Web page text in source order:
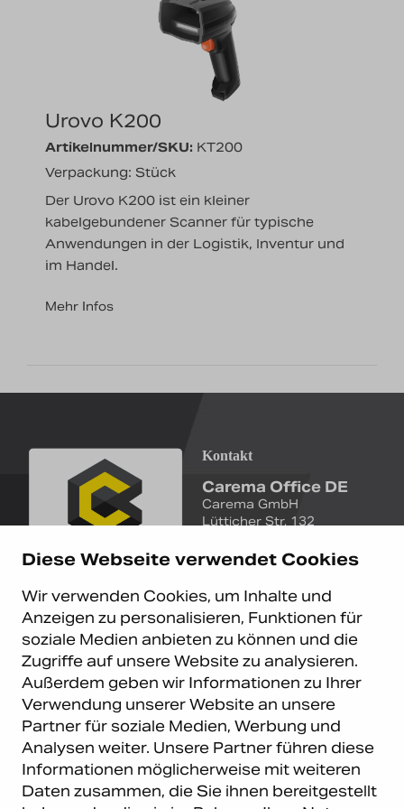
Diese Webseite verwendet Cookies
Wir verwenden Cookies, um Inhalte und
Anzeigen zu personalisieren, Funktionen für
soziale Medien anbieten zu können und die
Zugriffe auf unsere Website zu analysieren.
Außerdem geben wir Informationen zu Ihrer
Verwendung unserer Website an unsere
Partner für soziale Medien, Werbung und
Analysen weiter. Unsere Partner führen diese
Informationen möglicherweise mit weiteren
Daten zusammen, die Sie ihnen bereitgestellt
Urovo K200
Artikelnummer/SKU: KT200
Verpackung: Stück
Der Urovo K200 ist ein kleiner
kabelgebundener Scanner für typische
Anwendungen in der Logistik, Inventur und
im Handel.
Mehr Infos
Kontakt
Carema Office DE
Carema GmbH
Lütticher Str. 132
+49 (0)211 9367 8390
info@carema.de
© Copyright 2026 Carema
GmbH. Alle Rechte vorbehalten.
Datenschutz|Impressum
Carema Warehouse
Carema Hardware BV
Bohemenstraat 9
8028 SB Zwolle
Niederlande
Kundendienst
Serviceabteilung